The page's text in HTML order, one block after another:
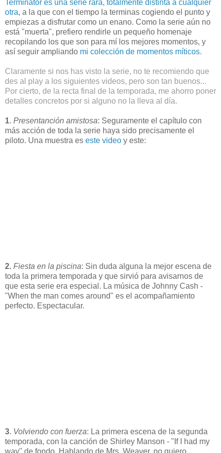
Terminator es una serie rara, totalmente distinta a cualquier
otra, a la que con el tiempo la terminas cogiendo el punto y
empiezas a disfrutar como un enano. Como la serie aún no
está "muerta", prefiero rendirle un pequeño homenaje
recopilando los que son para mí los mejores momentos, y
así seguir ampliando mi colección de momentos míticos.
Claramente si nos has visto la serie, no te recomiendo que
des al play a los siguientes videos, pero son tan buenos...
Por cierto, de la recta final de la temporada, me ahorro poner
detalles concretos por si alguno no la lleva al día.
1. Presentanción amistosa: Seguramente el capítulo con
más acción de toda la serie haya sido precisamente el
piloto. Una muestra es este video y este:
2. Fiesta en la piscina: Sin duda alguna la mejor escena de
toda la primera temporada y que sirvió para avisarnos de
que esta serie era especial. La música de Johnny Cash -
"When the man comes around" es el acompañamiento
perfecto. Espectacular.
3. Volviendo con fuerza: La primera escena de la segunda
temporada, con la canción de Shirley Manson - "If I had my